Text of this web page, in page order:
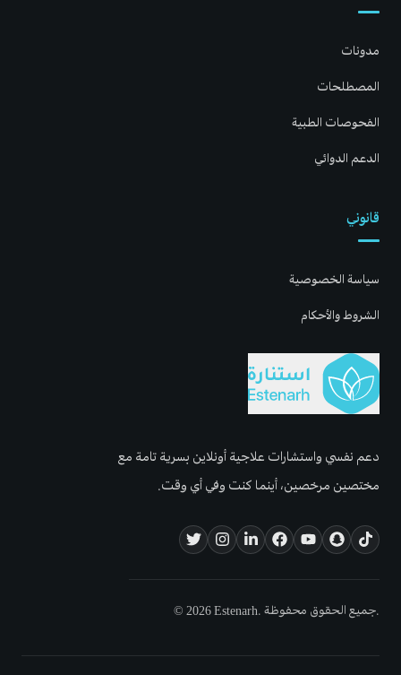
دعم نفسي واستشارات علاجية أونلاين بسرية تامة مع
مختصين مرخصين، أينما كنت وفي أي وقت.
© 2026 Estenarh. جميع الحقوق محفوظة.
مدونات
المصطلحات
الفحوصات الطبية
الدعم الدوائي
قانوني
سياسة الخصوصية
الشروط والأحكام